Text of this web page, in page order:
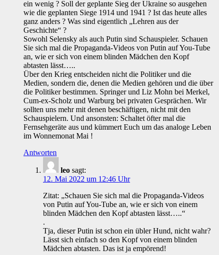
ein wenig ? Soll der geplante Sieg der Ukraine so ausgehen
wie die geplanten Siege 1914 und 1941 ? Ist das heute alles
ganz anders ? Was sind eigentlich „Lehren aus der
Geschichte“ ?
Sowohl Selensky als auch Putin sind Schauspieler. Schauen
Sie sich mal die Propaganda-Videos von Putin auf You-Tube
an, wie er sich von einem blinden Mädchen den Kopf
abtasten lässt…..
Über den Krieg entscheiden nicht die Politiker und die
Medien, sondern die, denen die Medien gehören und die über
die Politiker bestimmen. Springer und Liz Mohn bei Merkel,
Cum-ex-Scholz und Warburg bei privaten Gesprächen. Wir
sollten uns mehr mit denen beschäftigen, nicht mit den
Schauspielern. Und ansonsten: Schaltet öfter mal die
Fernsehgeräte aus und kümmert Euch um das analoge Leben
im Wonnemonat Mai !
Antworten
leo sagt:
12. Mai 2022 um 12:46 Uhr
Zitat: „Schauen Sie sich mal die Propaganda-Videos
von Putin auf You-Tube an, wie er sich von einem
blinden Mädchen den Kopf abtasten lässt…..“
.
Tja, dieser Putin ist schon ein übler Hund, nicht wahr?
Lässt sich einfach so den Kopf von einem blinden
Mädchen abtasten. Das ist ja empörend!